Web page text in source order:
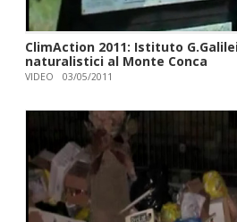
ClimAction 2011: Istituto
naturalistici al Monte Conca
VIDEO 03/05/2011